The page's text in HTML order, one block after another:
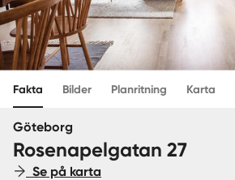
Start
Logga in
Sverige
Fakta Bilder Planritning Karta
Göteborg
Rosenapelgatan 27
Se på karta